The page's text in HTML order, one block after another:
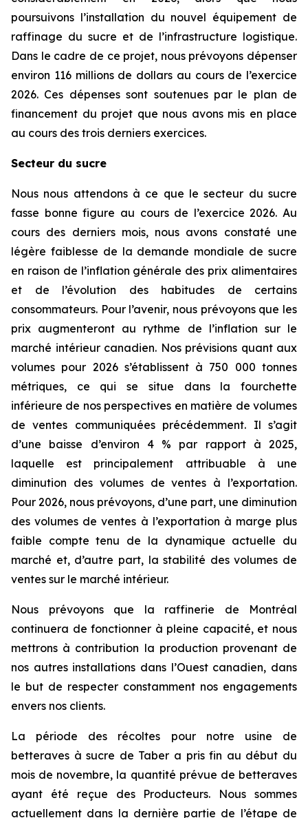
poursuivons l’installation du nouvel équipement de
raffinage du sucre et de l’infrastructure logistique.
Dans le cadre de ce projet, nous prévoyons dépenser
environ 116 millions de dollars au cours de l’exercice
2026. Ces dépenses sont soutenues par le plan de
financement du projet que nous avons mis en place
au cours des trois derniers exercices.
Secteur du sucre
Nous nous attendons à ce que le secteur du sucre
fasse bonne figure au cours de l’exercice 2026. Au
cours des derniers mois, nous avons constaté une
légère faiblesse de la demande mondiale de sucre
en raison de l’inflation générale des prix alimentaires
et de l’évolution des habitudes de certains
consommateurs. Pour l’avenir, nous prévoyons que les
prix augmenteront au rythme de l’inflation sur le
marché intérieur canadien. Nos prévisions quant aux
volumes pour 2026 s’établissent à 750 000 tonnes
métriques, ce qui se situe dans la fourchette
inférieure de nos perspectives en matière de volumes
de ventes communiquées précédemment. Il s’agit
d’une baisse d’environ 4 % par rapport à 2025,
laquelle est principalement attribuable à une
diminution des volumes de ventes à l’exportation.
Pour 2026, nous prévoyons, d’une part, une diminution
des volumes de ventes à l’exportation à marge plus
faible compte tenu de la dynamique actuelle du
marché et, d’autre part, la stabilité des volumes de
ventes sur le marché intérieur.
Nous prévoyons que la raffinerie de Montréal
continuera de fonctionner à pleine capacité, et nous
mettrons à contribution la production provenant de
nos autres installations dans l’Ouest canadien, dans
le but de respecter constamment nos engagements
envers nos clients.
La période des récoltes pour notre usine de
betteraves à sucre de Taber a pris fin au début du
mois de novembre, la quantité prévue de betteraves
ayant été reçue des Producteurs. Nous sommes
actuellement dans la dernière partie de l’étape de